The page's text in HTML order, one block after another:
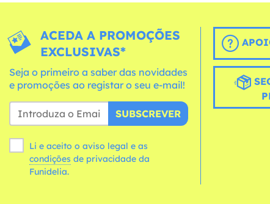
ACEDA A PROMOÇÕES
EXCLUSIVAS*
Seja o primeiro a saber das novidades
e promoções ao registar o seu e-mail!
SUBSCREVER
Li e aceito o aviso legal e as
condições
Funidelia.